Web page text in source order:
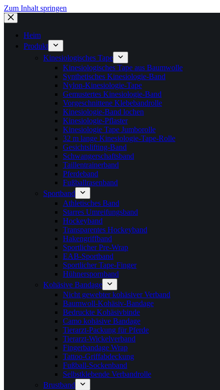
Zum Inhalt springen
Heim
Produkt
Kinesiologisches Tape
Kinesiologisches Tape aus Baumwolle
Synthetisches Kinesiologie-Band
Nylon-Kinesiologie-Tape
Gemustertes Kinesiologie-Band
Vorgeschnittene Klebebandrolle
Kinesiologie-Band lochen
Kinesiologie-Pflaster
Kinesiologie Tape Jumborolle
32 m lange Kinesiologie-Tape-Rolle
Gesichtslifting-Band
Schwangerschaftsband
Taillentrainerband
Pferdeband
Fußballrasenband
Sportband
Athletisches Band
Starres Umreifungsband
Hockeyband
Transparentes Hockeyband
Hakengriffband
Sportlicher Pre-Wrap
EAB-Sportband
Sportlicher Tape-Finger
Hühnerspornband
Kohäsive Bandage
Nicht gewebter kohäsiver Verband
Baumwoll-Kohäsiv-Bandage
Bedruckte Kohäsivbinde
Camo kohäsive Bandage
Tierarzt-Packung für Pferde
Tierarzt-Wickelverband
Fingerbandage Wrap
Tattoo-Griffabdeckung
Fußball-Sockenband
Selbstklebende Verbandrolle
Brustband